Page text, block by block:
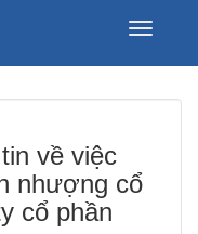
Toggle
về việc
nhượng cổ
cổ phần